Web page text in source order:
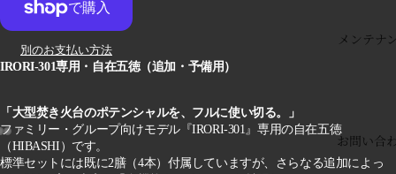
メンテナ
お問い合
別のお支払い方法
IRORI-301専用・自在五徳（追加・予備用）
「大型焚き火台のポテンシャルを、フルに使い切る。」
ファミリー・グループ向けモデル『IRORI-301』専用の自在五徳
（HIBASHI）です。
標準セットには既に2膳（4本）付属していますが、さらなる追加によっ